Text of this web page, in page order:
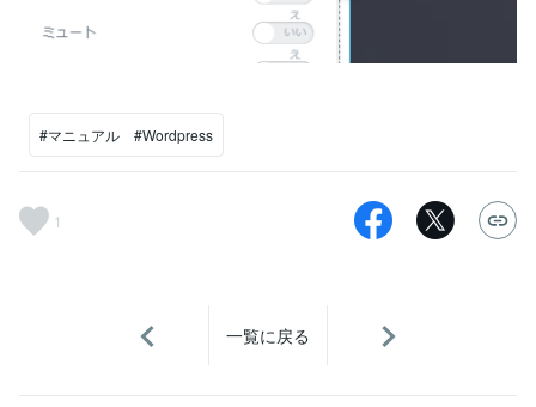
#マニュアル #Wordpress
1
一覧に戻る